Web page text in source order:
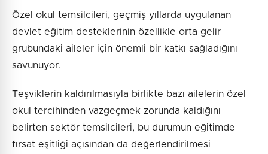
Özel okul temsilcileri, geçmiş yıllarda uygulanan
devlet eğitim desteklerinin özellikle orta gelir
grubundaki aileler için önemli bir katkı sağladığını
savunuyor.
Teşviklerin kaldırılmasıyla birlikte bazı ailelerin özel
okul tercihinden vazgeçmek zorunda kaldığını
belirten sektör temsilcileri, bu durumun eğitimde
fırsat eşitliği açısından da değerlendirilmesi